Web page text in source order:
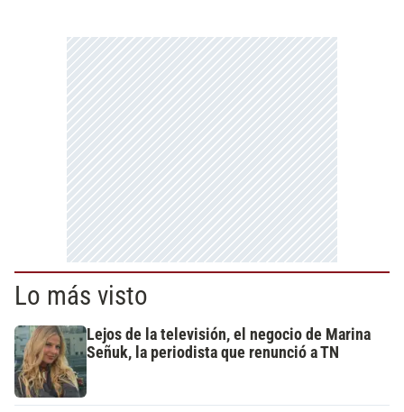
Lo más visto
Lejos de la televisión, el negocio de Marina
Señuk, la periodista que renunció a TN